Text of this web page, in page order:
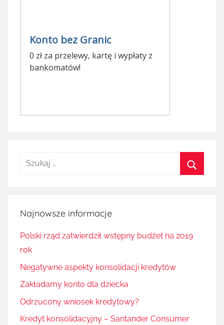
Szukaj:
Najnowsze informacje
Polski rząd zatwierdził wstępny budżet na 2019
rok
Negatywne aspekty konsolidacji kredytów
Zakładamy konto dla dziecka
Odrzucony wniosek kredytowy?
Kredyt konsolidacyjny – Santander Consumer